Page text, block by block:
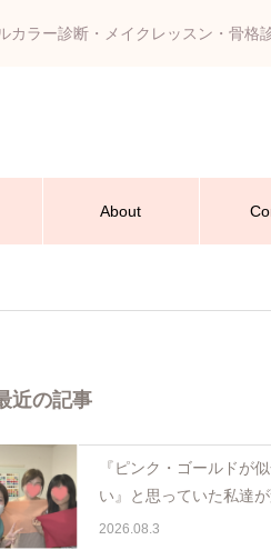
ラー診断・メイクレッスン・骨格
About
近の記事
『ピンク・ゴールドが
い』と思っていた私達が
日。親子で体験パーソナ
2026.08.3